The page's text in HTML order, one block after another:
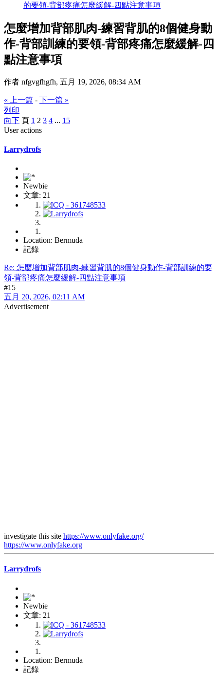
的要領-背部疼痛怎麼緩解-四點注意事項
怎麼增加背部肌肉-練習背肌的8個健身動
作-背部訓練的要領-背部疼痛怎麼緩解-四
點注意事項
作者 nfgvgfhgfh, 五月 19, 2026, 08:34 AM
« 上一篇 - 下一篇 »
列印
向下 頁 1 2 3 4 ... 15
User actions
Larrydrofs
Newbie
文章: 21
Location: Bermuda
記錄
Re: 怎麼增加背部肌肉-練習背肌的8個健身動作-背部訓練的要
領-背部疼痛怎麼緩解-四點注意事項
#15
五月 20, 2026, 02:11 AM
Advertisement
investigate this site https://www.onlyfake.org/
https://www.onlyfake.org
Larrydrofs
Newbie
文章: 21
Location: Bermuda
記錄